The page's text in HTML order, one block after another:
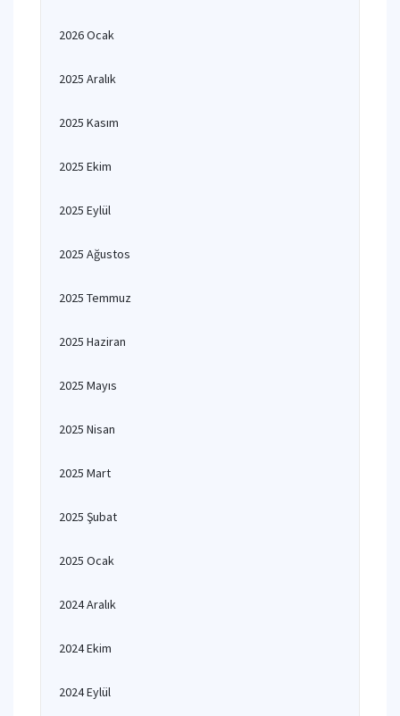
2026 Ocak
2025 Aralık
2025 Kasım
2025 Ekim
2025 Eylül
2025 Ağustos
2025 Temmuz
2025 Haziran
2025 Mayıs
2025 Nisan
2025 Mart
2025 Şubat
2025 Ocak
2024 Aralık
2024 Ekim
2024 Eylül